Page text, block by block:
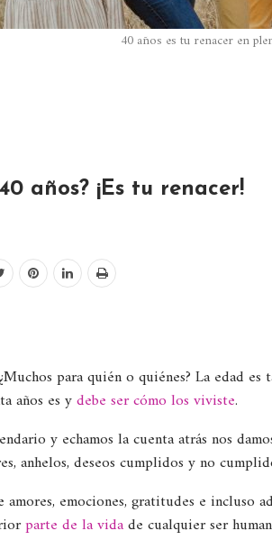
40 años es tu renacer en
años? ¡Es tu renacer!
para quién o quiénes? La edad
años es ydebe ser cómo los viviste.
y echamos la cuenta atrás nos
anhelos, deseos cumplidos y no
emociones, gratitudes e incluso
parte de la vidade cualquier ser